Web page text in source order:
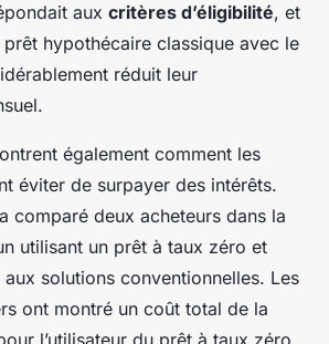
aux critères d’éligibilité, et
hypothécaire classique avec le
réduit leur
également comment les
éviter de surpayer des intérêts.
comparé deux acheteurs dans la
utilisant un prêt à taux zéro et
aux solutions conventionnelles. Les
ont montré un coût total de la